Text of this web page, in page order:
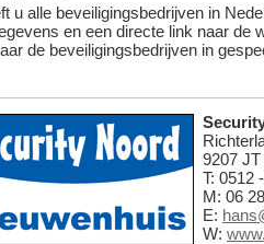
u alle beveiligingsbedrijven in
en een directe link naar de
de beveiligingsbedrijven in
9207
T: 0512
M: 06
E:
W: